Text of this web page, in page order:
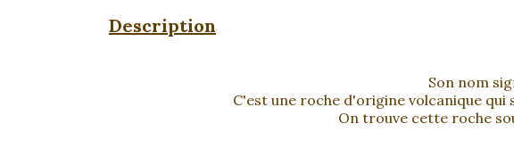
Description
Son nom
C'est une roche d'origine volcanique
On trouve cette roche